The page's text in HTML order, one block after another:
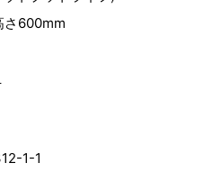
さ600mm
1-1